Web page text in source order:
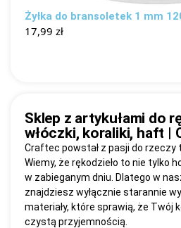
Żyłka do bransoletek 1 mm
17,99 zł
Sklep z artykułami do
włóczki, koraliki, haft |
Craftec powstał z pasji do rzeczy
Wiemy, że rękodzieło to nie tylko
w zabieganym dniu. Dlatego w
znajdziesz wyłącznie starannie
materiały, które sprawią, że Twój
czystą przyjemnością.